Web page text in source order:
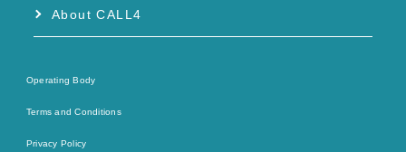
About CALL4
Operating Body
Terms and Conditions
Privacy Policy